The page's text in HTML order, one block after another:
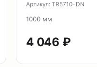
Артикул: TR5710-DN
1000 мм
4 046 ₽